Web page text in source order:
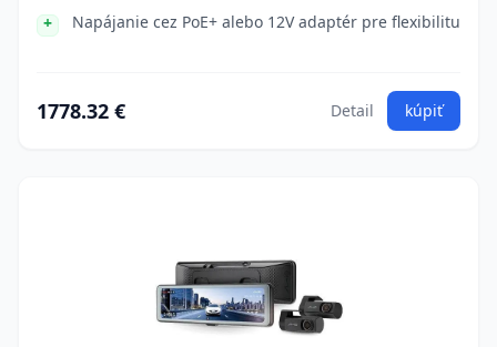
Napájanie cez PoE+ alebo 12V adaptér pre flexibilitu
1778.32 € Detail kúpiť